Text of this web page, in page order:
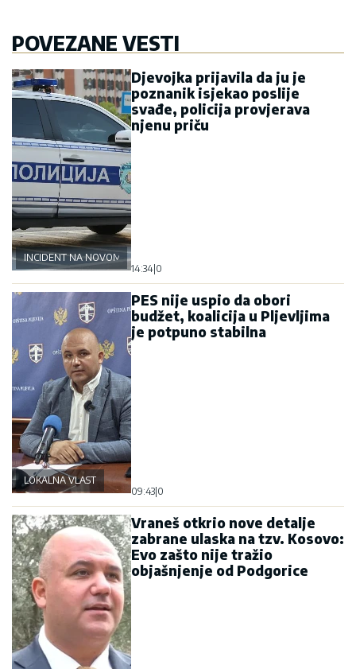
POVEZANE VESTI
INCIDENT NA NOVOM BEOGRADU
Djevojka prijavila da ju je
poznanik isjekao poslije
svađe, policija provjerava
njenu priču
14:34 0
LOKALNA VLAST
PES nije uspio da obori
budžet, koalicija u Pljevljima
je potpuno stabilna
09:43 0
Vraneš otkrio nove detalje
zabrane ulaska na tzv. Kosovo:
Evo zašto nije tražio
objašnjenje od Podgorice